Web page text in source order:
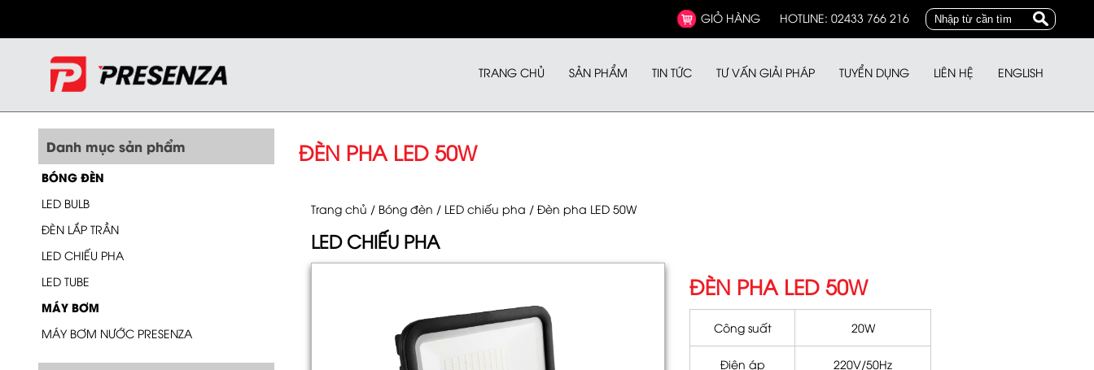
GIỎ HÀNG HOTLINE: 02433 766 216
TRANG CHỦ SẢN PHẨM TIN TỨC TƯ VẤN GIẢI PHÁP TUYỂN DỤNG LIÊN HỆ ENGLISH
Danh mục sản phẩm
BÓNG ĐÈN
LED BULB
ĐÈN LẮP TRẦN
LED CHIẾU PHA
LED TUBE
MÁY BƠM
MÁY BƠM NƯỚC PRESENZA
ĐÈN PHA LED 50W
Trang chủ / Bóng đèn / LED chiếu pha / Đèn pha LED 50W
LED CHIẾU PHA
ĐÈN PHA LED 50W
Công suất 20W
Điện áp 220V/50Hz